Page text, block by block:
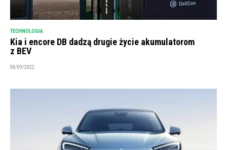
TECHNOLOGIA
Kia i encore DB dadzą drugie życie akumulatorom
z BEV
08/09/2022